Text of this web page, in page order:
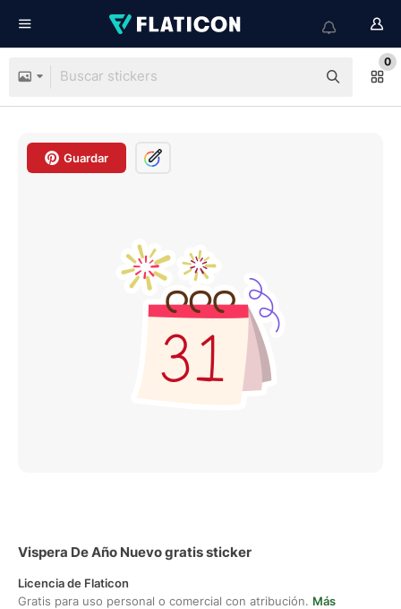
0
Guardar
Vispera De Año Nuevo gratis sticker
Licencia de Flaticon
Gratis para uso personal o comercial con atribución. Más